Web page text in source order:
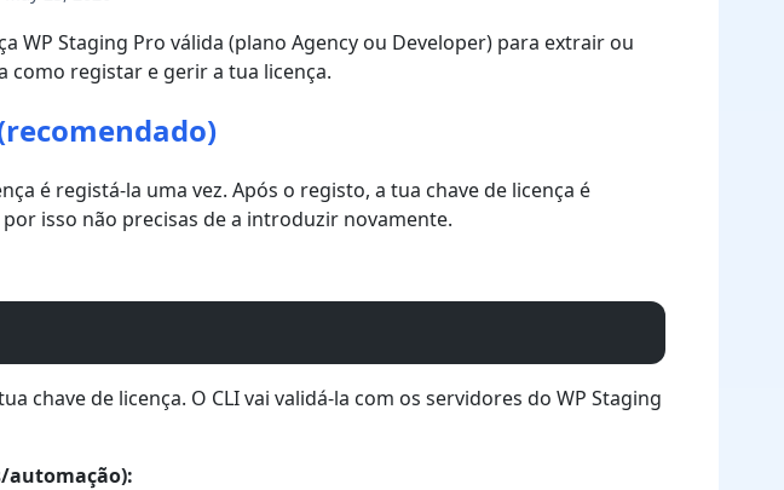
WP Staging Pro válida (plano Agency ou Developer) para extrair ou
como registar e gerir a tua licença.
é registá-la uma vez. Após o registo, a tua chave de licença é
isso não precisas de a introduzir novamente.
chave de licença. O CLI vai validá-la com os servidores do WP Staging
automação):